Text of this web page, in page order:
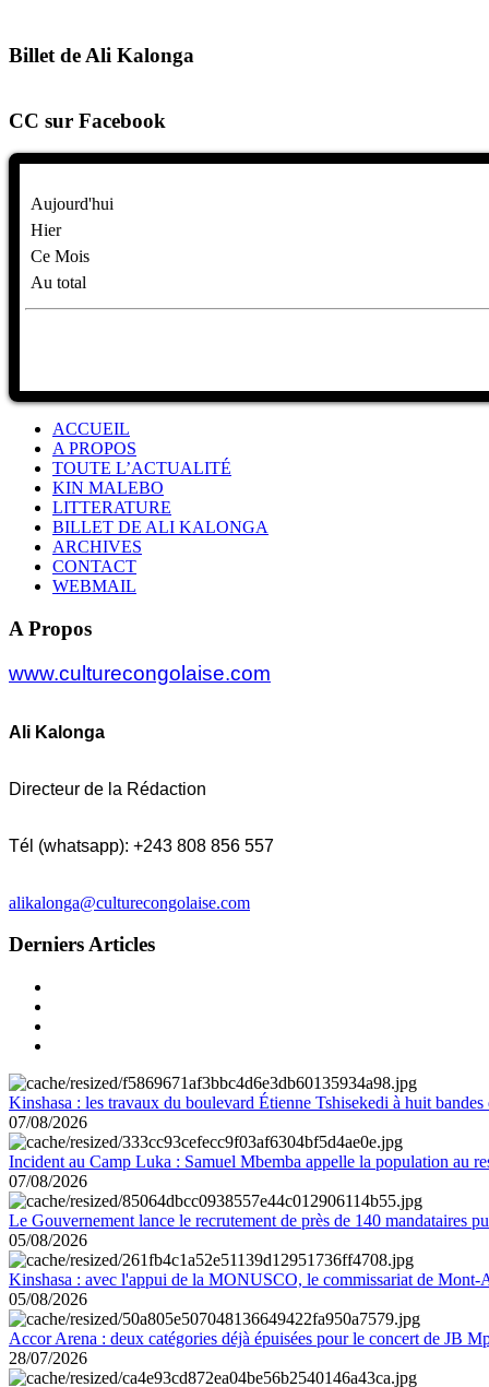
Billet de Ali Kalonga
CC sur Facebook
Aujourd'hui
Hier
Ce Mois
Au total
ACCUEIL
A PROPOS
TOUTE L’ACTUALITÉ
KIN MALEBO
LITTERATURE
BILLET DE ALI KALONGA
ARCHIVES
CONTACT
WEBMAIL
A Propos
www.culturecongolaise.com
Ali Kalonga
Directeur de la Rédaction
Tél (whatsapp): +243 808 856 557
alikalonga@culturecongolaise.com
Derniers Articles
Kinshasa : les travaux du boulevard Étienne Tshisekedi à huit
07/08/2026
Incident au Camp Luka : Samuel Mbemba appelle la population au
07/08/2026
Le Gouvernement lance le recrutement de près de 140 mandataires
05/08/2026
Kinshasa : avec l'appui de la MONUSCO, le commissariat de Mont-
05/08/2026
Accor Arena : deux catégories déjà épuisées pour le concert de JB
28/07/2026